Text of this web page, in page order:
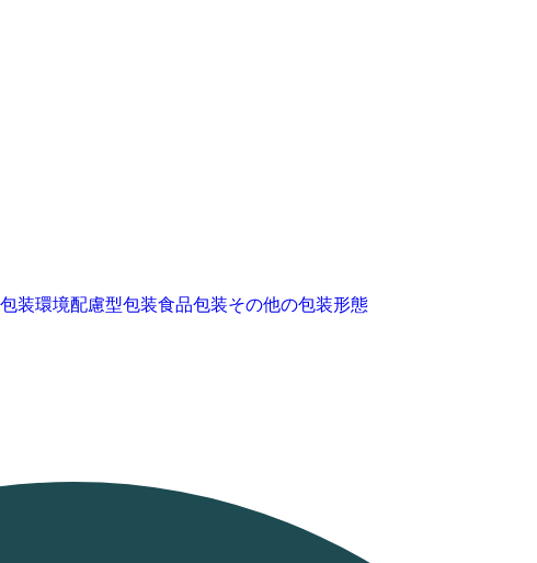
装環境配慮型包装食品包装その他の包装形態